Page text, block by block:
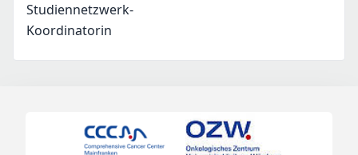
Studiennetzwerk-
Koordinatorin